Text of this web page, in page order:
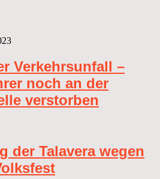
Verkehrsunfall –
noch an der
verstorben
der Talavera wegen